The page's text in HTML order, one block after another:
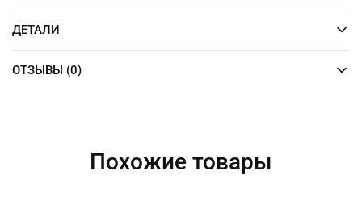
:
ДЕТАЛИ
ОТЗЫВЫ (0)
Похожие товары